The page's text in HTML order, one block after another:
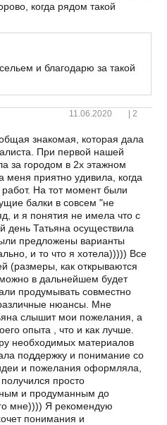
когда рядом такой
и благодарю за такой
11.06.2020 2
знакомая, которая дала
При первой нашей
за городом в 2х этажном
меня приятно удивила, когда
На тот момент были
балки в совсем "не
и я понятия не имела что с
день Татьяна осуществила
предложены варианты
и то что я хотела))))) Все
(размеры, как открываются
в дальнейшем будет
продумывать совместно
нюансы. Мне
слышит мои пожелания, а
опыта , что и как лучше.
необходимых материалов
поддержку и понимание со
и пожелания оформляла,
просто
и продуманным до
мне)))) Я рекомендую
понимания и